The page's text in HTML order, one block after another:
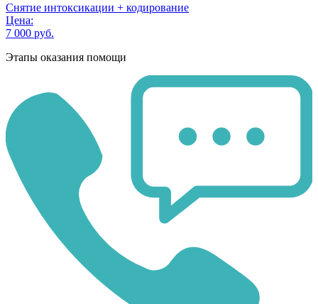
Снятие интоксикации + кодирование
Цена:
7 000 руб.
Этапы оказания помощи